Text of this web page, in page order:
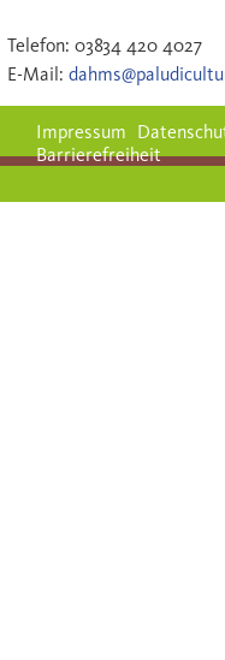
Telefon: 03834 420 4027
E-Mail:
Impressum
Barrierefreiheit